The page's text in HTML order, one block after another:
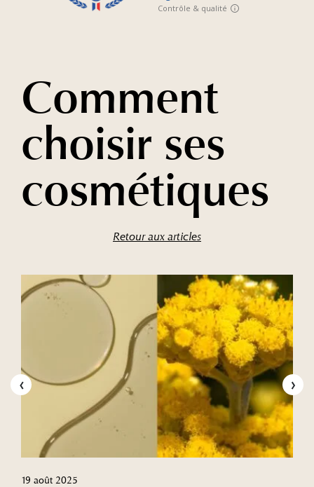
Comment
choisir ses
cosmétiques
19 août 2025
‹ ›
Retour aux articles